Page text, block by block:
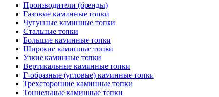
Производители (бренды)
Газовые каминные топки
Чугунные каминные топки
Стальные топки
Большие каминные топки
Широкие каминные топки
Узкие каминные топки
Вертикальные каминные топки
Г-образные (угловые) каминные топки
Трехсторонние каминные топки
Тоннельные каминные топки